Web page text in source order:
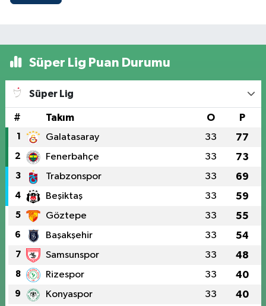
Süper Lig Puan Durumu
Süper Lig
# Takım O P
1 Galatasaray 33 77
2 Fenerbahçe 33 73
3 Trabzonspor 33 69
4 Beşiktaş 33 59
5 Göztepe 33 55
6 Başakşehir 33 54
7 Samsunspor 33 48
8 Rizespor 33 40
9 Konyaspor 33 40